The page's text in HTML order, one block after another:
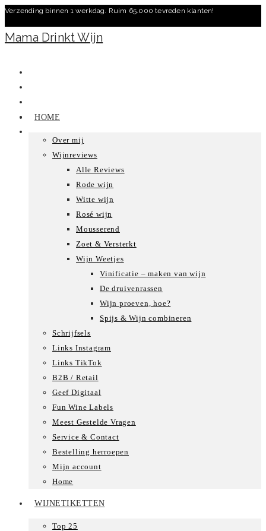
Ga
naar
inhoud
Verzending binnen 1 werkdag. Ruim 65.000 tevreden klanten!
Mama Drinkt Wijn
HOME
Over mij
Wijnreviews
Alle Reviews
Rode wijn
Witte wijn
Rosé wijn
Mousserend
Zoet & Versterkt
Wijn Weetjes
Vinificatie – maken van wijn
De druivenrassen
Wijn proeven, hoe?
Spijs & Wijn combineren
Schrijfsels
Links Instagram
Links TikTok
B2B / Retail
Geef Digitaal
Fun Wine Labels
Meest Gestelde Vragen
Service & Contact
Bestelling herroepen
Mijn account
Home
WIJNETIKETTEN
Top 25